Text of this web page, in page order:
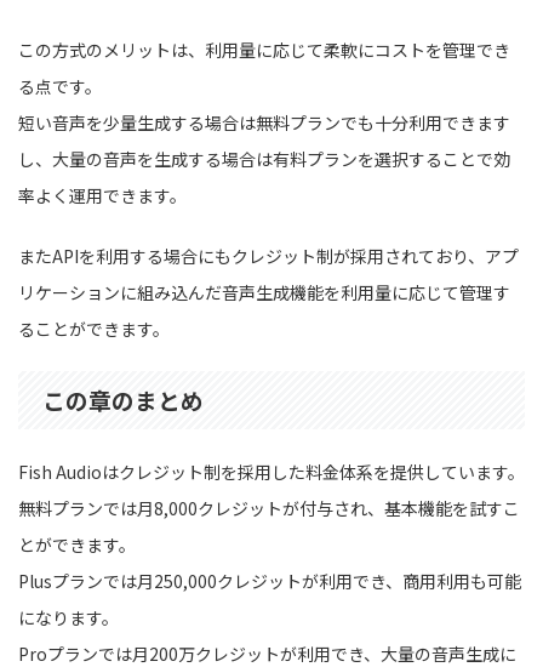
この方式のメリットは、利用量に応じて柔軟にコストを管理でき
る点です。
短い音声を少量生成する場合は無料プランでも十分利用できます
し、大量の音声を生成する場合は有料プランを選択することで効
率よく運用できます。
またAPIを利用する場合にもクレジット制が採用されており、アプ
リケーションに組み込んだ音声生成機能を利用量に応じて管理す
ることができます。
この章のまとめ
Fish Audioはクレジット制を採用した料金体系を提供しています。
無料プランでは月8,000クレジットが付与され、基本機能を試すこ
とができます。
Plusプランでは月250,000クレジットが利用でき、商用利用も可能
になります。
Proプランでは月200万クレジットが利用でき、大量の音声生成に